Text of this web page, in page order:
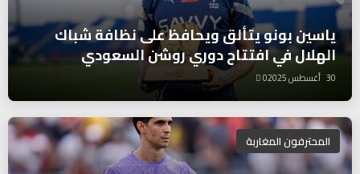
ياسين بونو يتألق ويحافظ على نظافة شباك
الهلال في افتتاح دوري روشن السعودي
30 أغسطس 2025 0
المحترفون المغاربة